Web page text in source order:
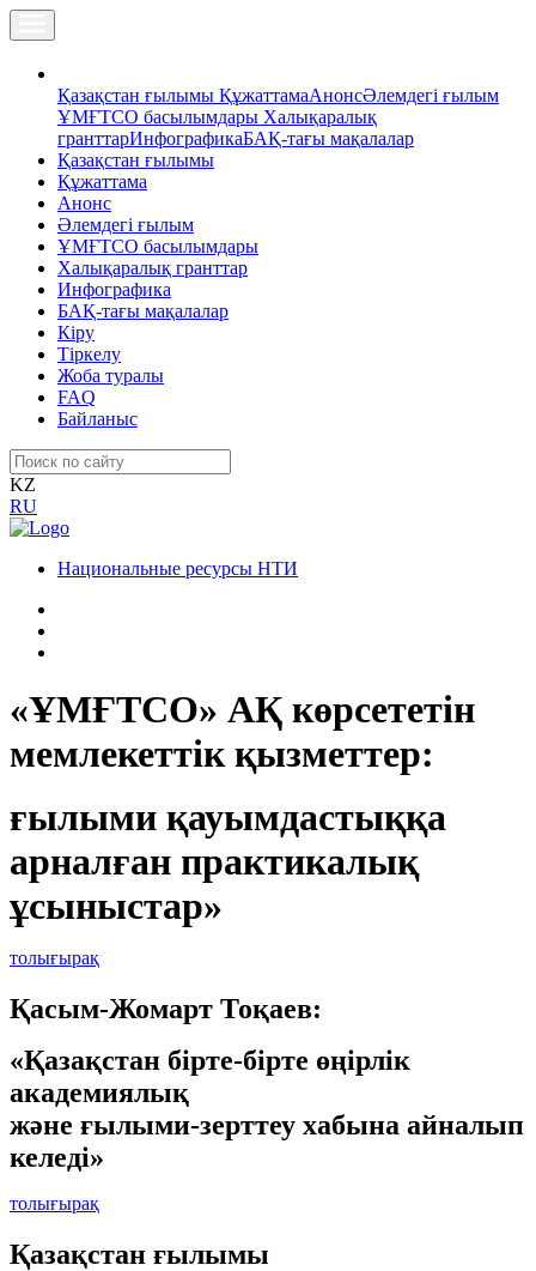
Қазақстан ғылымы ҚұжаттамаАнонсӘлемдегі ғылым
ҰМҒТСО басылымдары Халықаралық
гранттарИнфографикаБАҚ-тағы мақалалар
Қазақстан ғылымы
Құжаттама
Анонс
Әлемдегі ғылым
ҰМҒТСО басылымдары
Халықаралық гранттар
Инфографика
БАҚ-тағы мақалалар
Кіру
Тіркелу
Жоба туралы
FAQ
Байланыс
KZ
RU
Национальные ресурсы НТИ
«ҰМҒТСО» АҚ көрсететін
мемлекеттік қызметтер:
ғылыми қауымдастыққа
арналған практикалық
ұсыныстар»
толығырақ
Қасым-Жомарт Тоқаев:
«Қазақстан бірте-бірте өңірлік
академиялық
және ғылыми-зерттеу хабына айналып
келеді»
толығырақ
Қазақстан ғылымы